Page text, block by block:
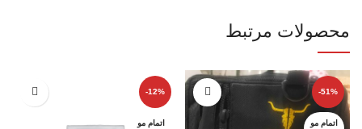
محصولات مرتبط
-51%
اتمام مو
-12%
اتمام مو